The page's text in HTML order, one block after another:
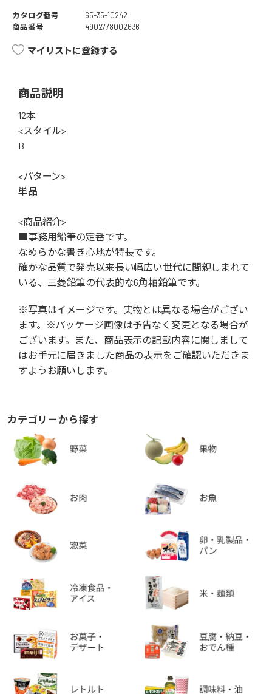
カタログ番号
65-35-10242
商品番号
4902778002636
マイリストに登録する
商品説明
12本
<スタイル>
B
<パターン>
単品
<商品紹介>
■事務用鉛筆の定番です。
なめらかな書き心地が特長です。
確かな品質で発売以来長い幅広い世代に間親しまれて
いる、三菱鉛筆の代表的な6角軸鉛筆です。
※写真はイメージです。実物とは異なる場合がござい
ます。※パッケージ画像は予告なく変更となる場合が
ございます。また、商品表示の記載内容に関しまして
はお手元に届きました商品の表示をご確認いただきま
すようお願いします。
カテゴリーから探す